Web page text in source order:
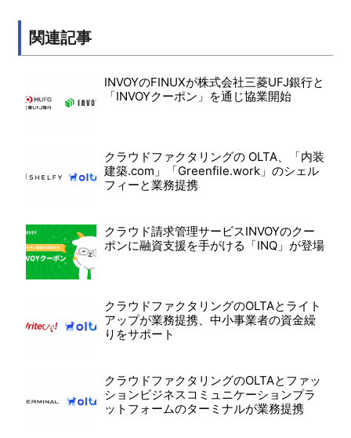
関連記事
INVOYのFINUXが株式会社三菱UFJ銀行と
「INVOYクーポン」を通じ協業開始
クラウドファクタリングの OLTA、「内装
建築.com」「Greenfile.work」のシェル
フィーと業務提携
クラウド請求管理サービスINVOYのクー
ポンに融資支援を手がける「INQ」が登場
クラウドファクタリングのOLTAとライト
アップが業務提携、中小事業者の資金繰
りをサポート
クラウドファクタリングのOLTAとファッ
ションビジネスコミュニケーションプラ
ットフォームのターミナルが業務提携